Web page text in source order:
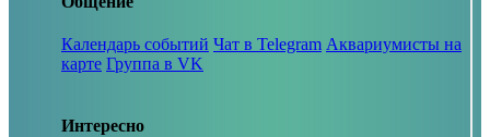
Календарь событий Чат в Telegram Аквариумисты на
карте Группа в VK
Интересно